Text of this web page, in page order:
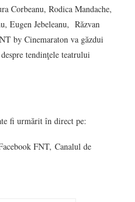
Corbeanu, Rodica Mandache,
Eugen Jebeleanu, Răzvan
by Cinemaraton va găzdui
tendinţele teatrului
fi urmărit în direct pe:
FNT, Canalul de